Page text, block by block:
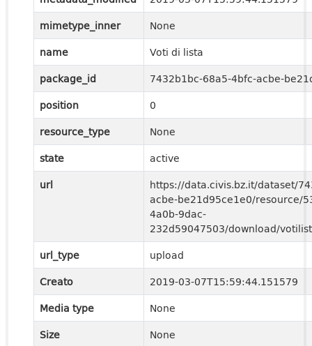
mimetype_inner
None
name
Voti di lista
package_id
7432b1bc-68a5-4bfc-acbe-
position
0
resource_type
None
state
active
url
https://data.civis.bz.it/dataset/
acbe-be21d95ce1e0/resource/
4a0b-9dac-
232d59047503/download/
url_type
upload
Creato
2019-03-07T15:59:44.151579
Media type
None
Size
None